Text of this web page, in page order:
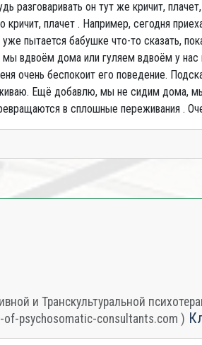
он тут же кричит,
кричит, плачет . Например, сегодня
пытается бабушке что-то сказать,
вдвоём дома или гуляем вдвоём у
очень беспокоит его поведение.
Ещё добавлю, мы не сидим дома,
в сплошные переживания .
и Транскультуральной
psychosomatic-consultants.com )